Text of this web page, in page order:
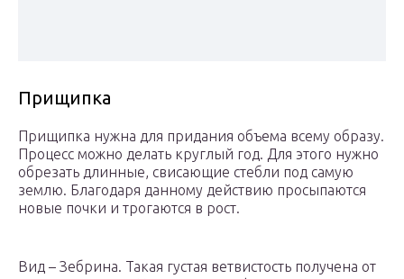
Прищипка
Прищипка нужна для придания объема всему образу.
Процесс можно делать круглый год. Для этого нужно
обрезать длинные, свисающие стебли под самую
землю. Благодаря данному действию просыпаются
новые почки и трогаются в рост.
Вид – Зебрина. Такая густая ветвистость получена от